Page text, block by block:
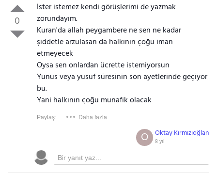
0
İster istemez kendi görüşlerimi de yazmak
zorundayım.
Kuran'da allah peygambere ne sen ne kadar
şiddetle arzulasan da halkının çoğu iman
etmeyecek
Oysa sen onlardan ücrette istemiyorsun
Yunus veya yusuf süresinin son ayetlerinde geçiyor
bu.
Yani halkının çoğu munafik olacak
Paylaş: Daha fazla
Oktay Kırmızıoğlan
8 yıl
O